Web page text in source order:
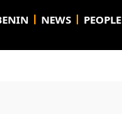
NEWS PEOPLE